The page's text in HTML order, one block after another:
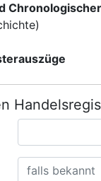
Chronologischer